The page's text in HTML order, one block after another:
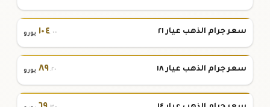
سعر جرام الذهب عيار ٢١ ١٠٤.٠٠ يورو
سعر جرام الذهب عيار ١٨ ٨٩.٢٠ يورو